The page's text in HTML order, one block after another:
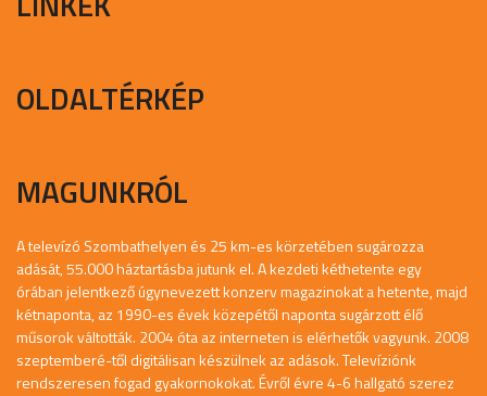
OLDALTÉRKÉP
MAGUNKRÓL
A televízó Szombathelyen és 25 km-es körzetében sugározza
adását, 55.000 háztartásba jutunk el. A kezdeti kéthetente egy
órában jelentkező úgynevezett konzerv magazinokat a hetente, majd
kétnaponta, az 1990-es évek közepétől naponta sugárzott élő
műsorok váltották. 2004 óta az interneten is elérhetők vagyunk. 2008
szeptemberé-től digitálisan készülnek az adások. Televíziónk
rendszeresen fogad gyakornokokat. Évről évre 4-6 hallgató szerez